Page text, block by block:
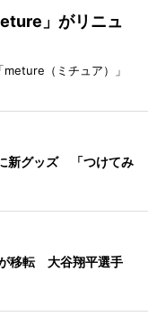
」がリニュ
（ミチュア）」
新グッズ 「つけてみ
移転 大谷翔平選手